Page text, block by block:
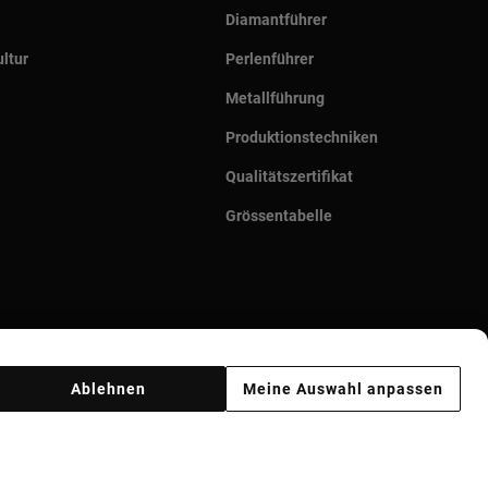
Diamantführer
Perlenführer
Metallführung
Produktionstechniken
Qualitätszertifikat
Grössentabelle
Meine Auswahl anpassen
Ablehnen